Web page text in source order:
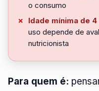
o consumo
Idade mínima de 4
uso depende de
nutricionista
Para quem é: